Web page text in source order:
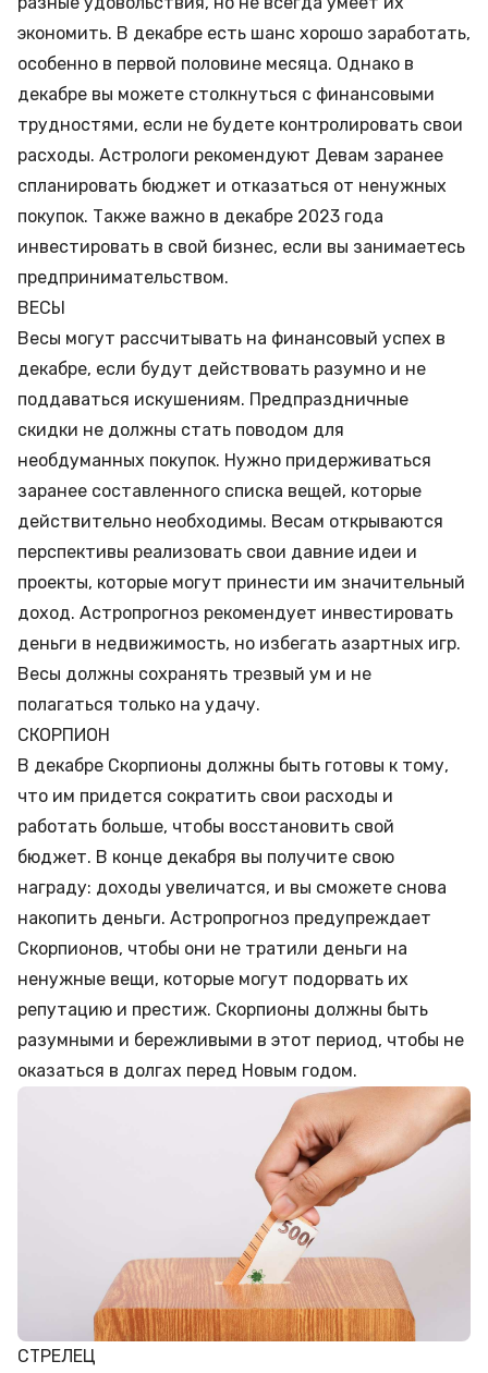
экономить. В декабре есть шанс хорошо заработать,
особенно в первой половине месяца. Однако в
декабре вы можете столкнуться с финансовыми
трудностями, если не будете контролировать свои
расходы. Астрологи рекомендуют Девам заранее
спланировать бюджет и отказаться от ненужных
покупок. Также важно в декабре 2023 года
инвестировать в свой бизнес, если вы занимаетесь
предпринимательством.
ВЕСЫ
Весы могут рассчитывать на финансовый успех в
декабре, если будут действовать разумно и не
поддаваться искушениям. Предпраздничные
скидки не должны стать поводом для
необдуманных покупок. Нужно придерживаться
заранее составленного списка вещей, которые
действительно необходимы. Весам открываются
перспективы реализовать свои давние идеи и
проекты, которые могут принести им значительный
доход. Астропрогноз рекомендует инвестировать
деньги в недвижимость, но избегать азартных игр.
Весы должны сохранять трезвый ум и не
полагаться только на удачу.
СКОРПИОН
В декабре Скорпионы должны быть готовы к тому,
что им придется сократить свои расходы и
работать больше, чтобы восстановить свой
бюджет. В конце декабря вы получите свою
награду: доходы увеличатся, и вы сможете снова
накопить деньги. Астропрогноз предупреждает
Скорпионов, чтобы они не тратили деньги на
ненужные вещи, которые могут подорвать их
репутацию и престиж. Скорпионы должны быть
разумными и бережливыми в этот период, чтобы не
оказаться в долгах перед Новым годом.
СТРЕЛЕЦ